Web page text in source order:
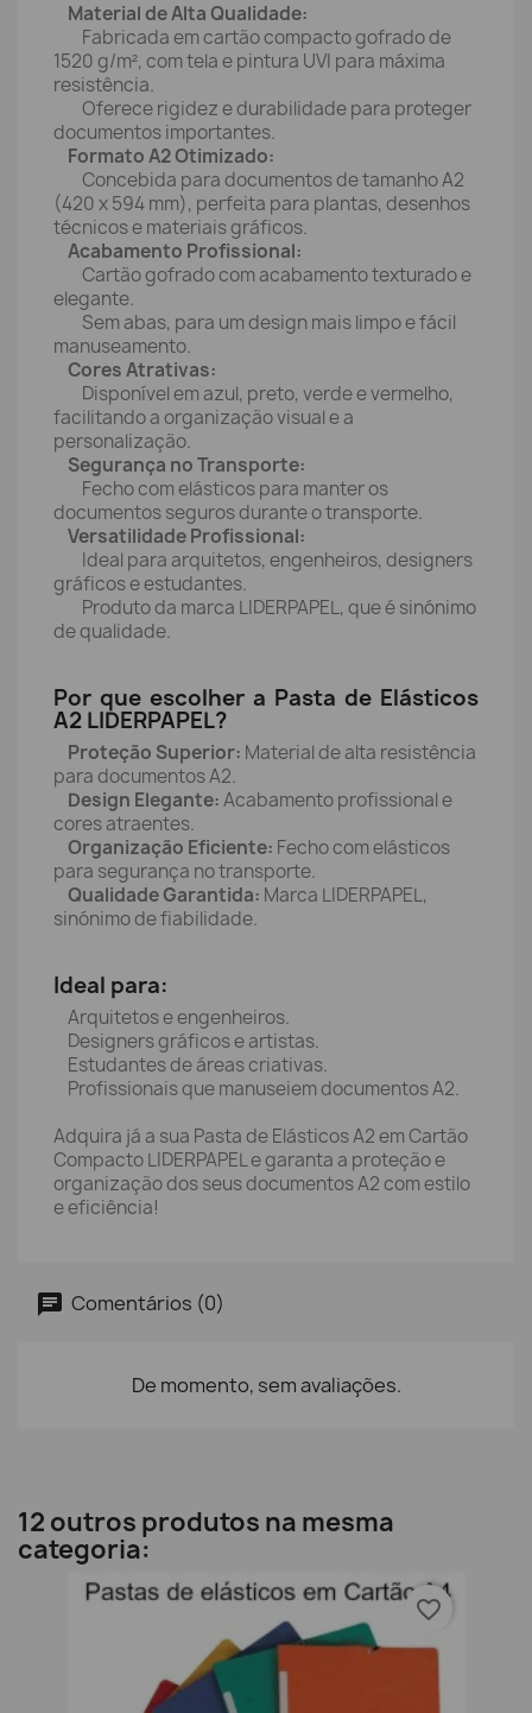
Material de Alta Qualidade:
Fabricada em cartão compacto gofrado de
1520 g/m², com tela e pintura UVI para máxima
resistência.
Oferece rigidez e durabilidade para proteger
documentos importantes.
Formato A2 Otimizado:
Concebida para documentos de tamanho A2
(420 x 594 mm), perfeita para plantas, desenhos
técnicos e materiais gráficos.
Acabamento Profissional:
Cartão gofrado com acabamento texturado e
elegante.
Sem abas, para um design mais limpo e fácil
manuseamento.
Cores Atrativas:
Disponível em azul, preto, verde e vermelho,
facilitando a organização visual e a
personalização.
Segurança no Transporte:
Fecho com elásticos para manter os
documentos seguros durante o transporte.
Versatilidade Profissional:
Ideal para arquitetos, engenheiros, designers
gráficos e estudantes.
Produto da marca LIDERPAPEL, que é sinónimo
de qualidade.
Por que escolher a Pasta de Elásticos
A2 LIDERPAPEL?
Proteção Superior: Material de alta resistência
para documentos A2.
Design Elegante:Acabamento profissional e
cores atraentes.
Organização Eficiente: Fecho com elásticos
para segurança no transporte.
Qualidade Garantida: Marca LIDERPAPEL,
sinónimo de fiabilidade.
Ideal para:
Arquitetos e engenheiros.
Designers gráficos e artistas.
Estudantes de áreas criativas.
Profissionais que manuseiem documentos A2.
Adquira já a sua Pasta de Elásticos A2 em Cartão
Compacto LIDERPAPEL e garanta a proteção e
organização dos seus documentos A2 com estilo
e eficiência!
Comentários (0)
De momento, sem avaliações.
12 outros produtos na mesma
categoria:
favorite_border